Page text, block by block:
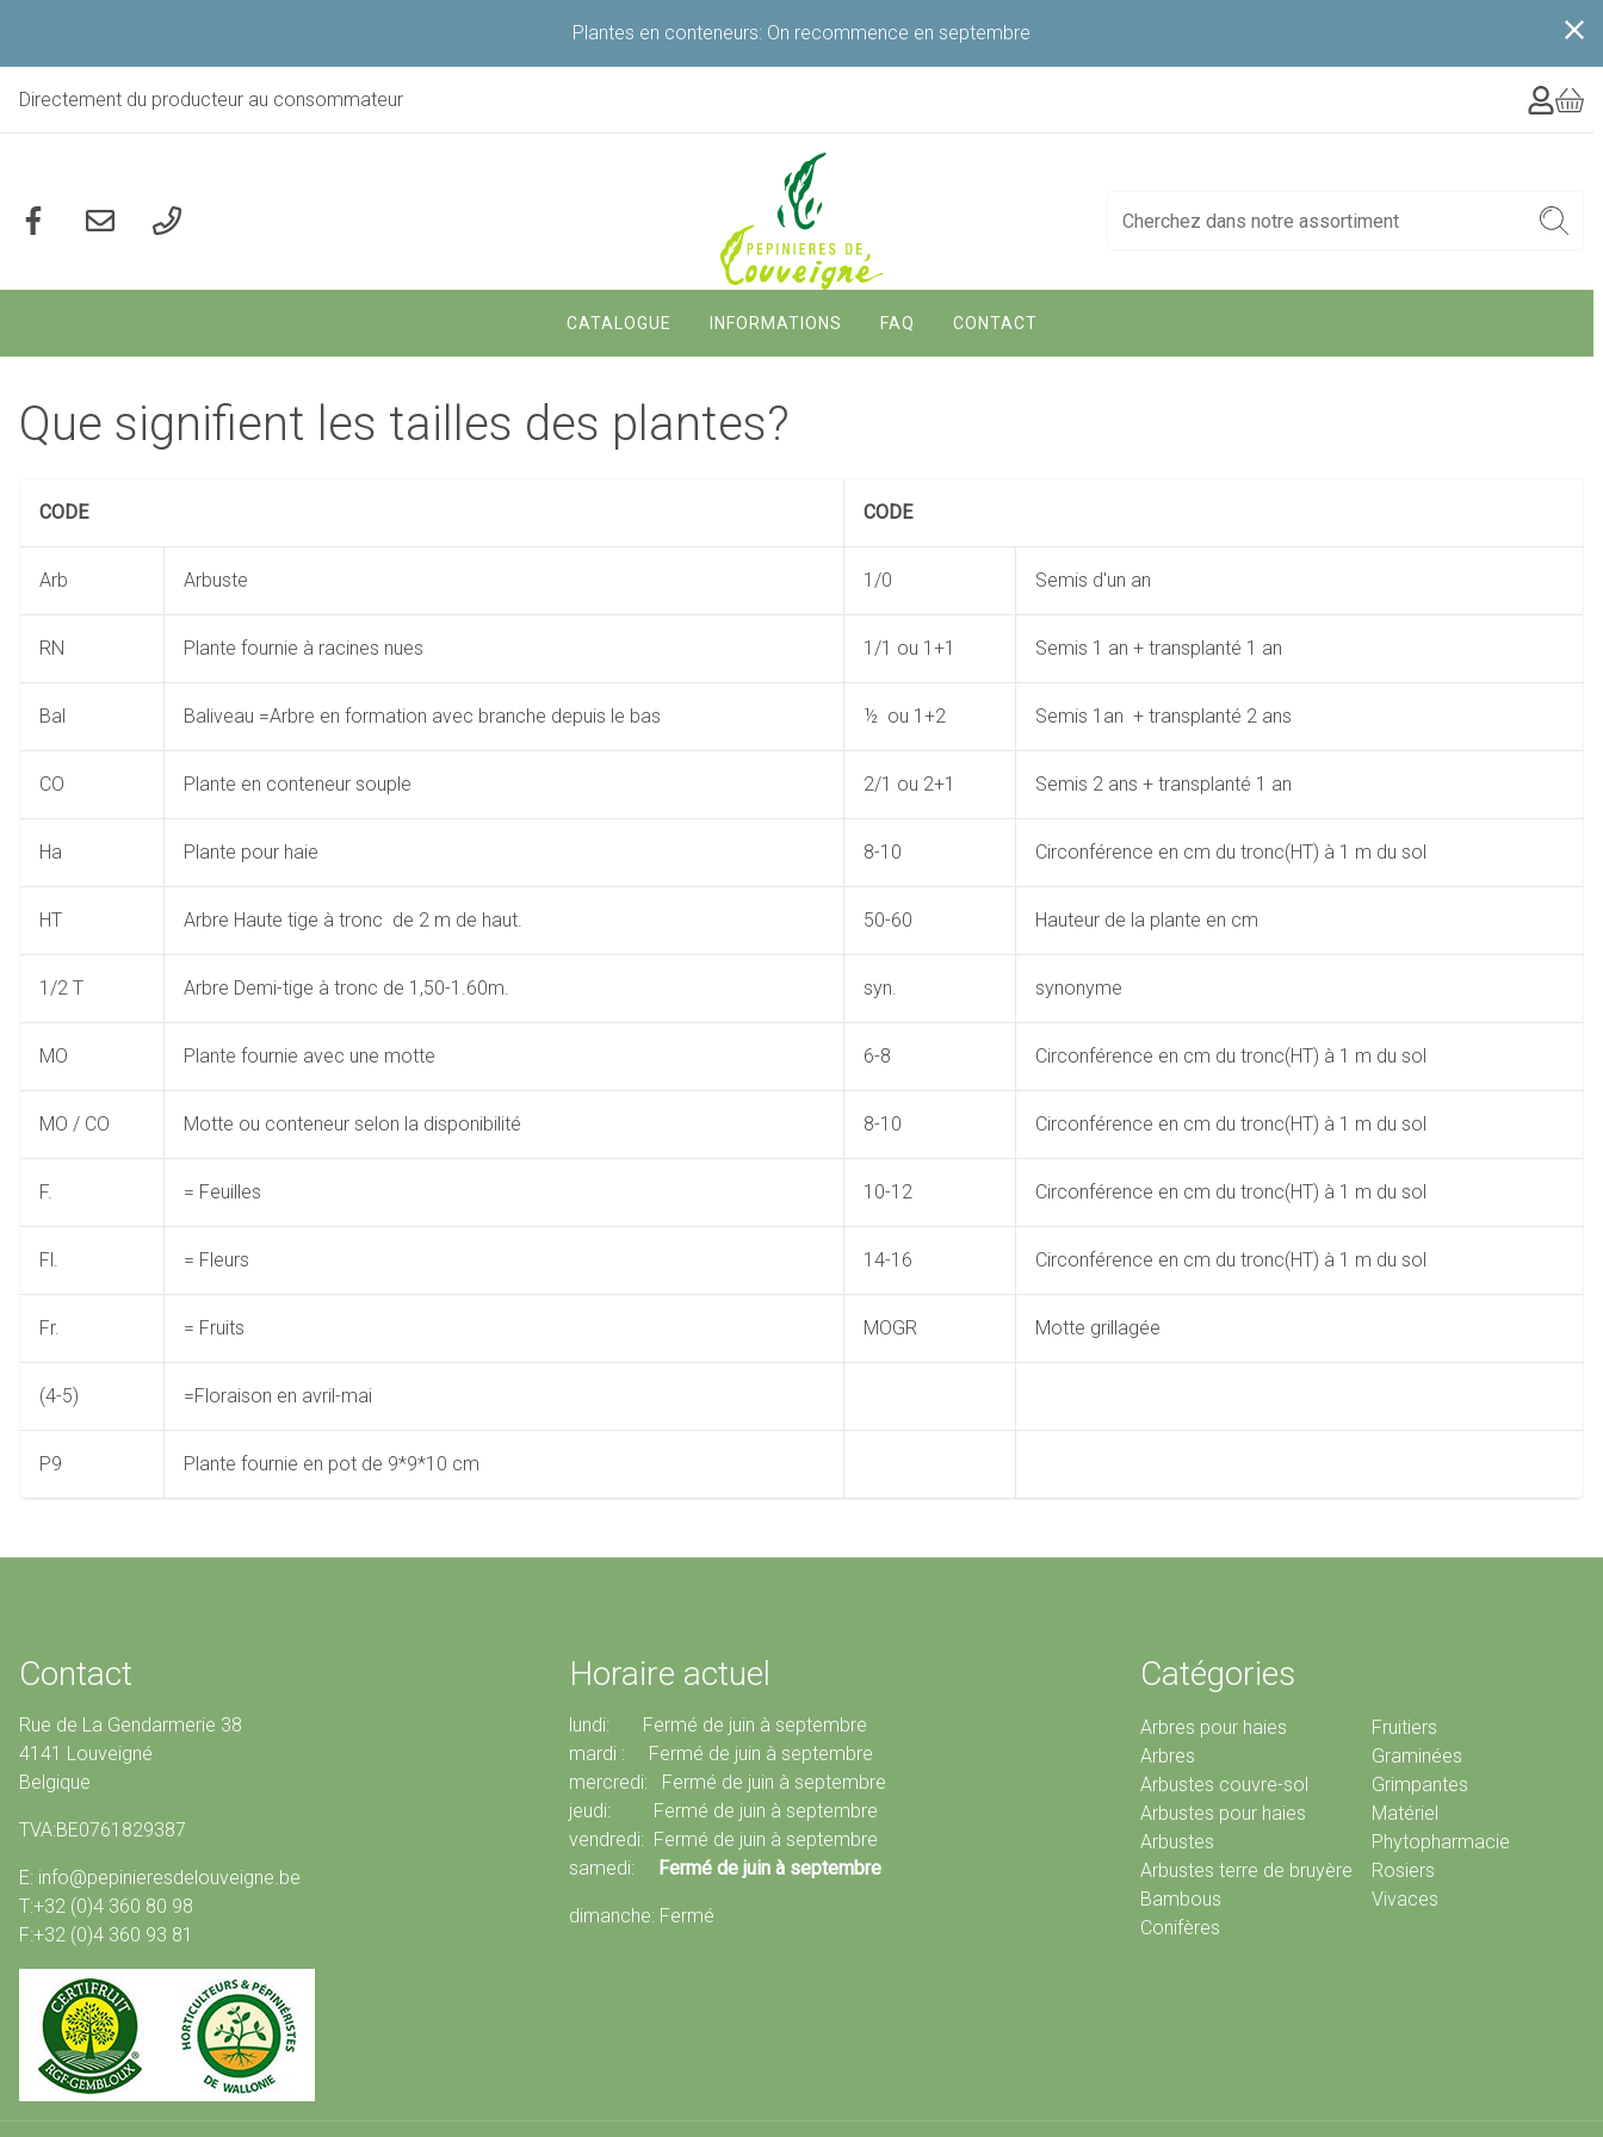
contenu
principal
Plantes en conteneurs: On recommence en septembre
Directement du producteur au consommateur
Navigation
principale
CATALOGUE INFORMATIONS FAQ CONTACT
Que signifient les tailles des plantes?
CODE CODE
Arb Arbuste 1/0 Semis d'un an
RN Plante fournie à racines nues 1/1 ou 1+1 Semis 1 an + transplanté 1 an
Bal Baliveau =Arbre en formation avec branche depuis le bas ½ ou 1+2 Semis 1an + transplanté 2 ans
CO Plante en conteneur souple 2/1 ou 2+1 Semis 2 ans + transplanté 1 an
Ha Plante pour haie 8-10 Circonférence en cm du tronc(HT) à 1 m du sol
HT Arbre Haute tige à tronc de 2 m de haut. 50-60 Hauteur de la plante en cm
1/2 T Arbre Demi-tige à tronc de 1,50-1.60m. syn. synonyme
MO Plante fournie avec une motte 6-8 Circonférence en cm du tronc(HT) à 1 m du sol
MO / CO Motte ou conteneur selon la disponibilité 8-10 Circonférence en cm du tronc(HT) à 1 m du sol
F. = Feuilles 10-12 Circonférence en cm du tronc(HT) à 1 m du sol
Fl. = Fleurs 14-16 Circonférence en cm du tronc(HT) à 1 m du sol
Fr. = Fruits MOGR Motte grillagée
(4-5) =Floraison en avril-mai
P9 Plante fournie en pot de 9*9*10 cm
Contact
Rue de La Gendarmerie 38
4141 Louveigné
Belgique
TVA:BE0761829387
E: info@pepinieresdelouveigne.be
T:+32 (0)4 360 80 98
F:+32 (0)4 360 93 81
Horaire actuel
lundi: Fermé de juin à septembre
mardi : Fermé de juin à septembre
mercredi: Fermé de juin à septembre
jeudi: Fermé de juin à septembre
vendredi: Fermé de juin à septembre
samedi:
Fermé de juin à septembre
dimanche: Fermé
Catégories
Arbres pour haies
Arbres
Arbustes couvre-sol
Arbustes pour haies
Arbustes
Arbustes terre de bruyère
Bambous
Conifères
Fruitiers
Graminées
Grimpantes
Matériel
Phytopharmacie
Rosiers
Vivaces